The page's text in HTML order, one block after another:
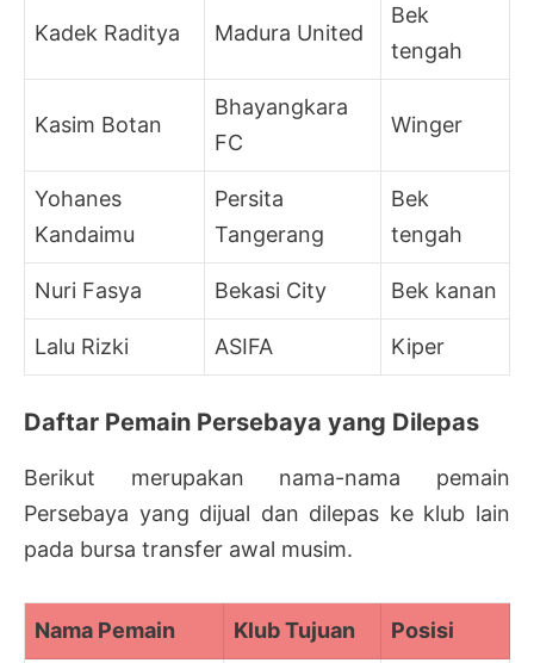
Kadek Raditya Madura United
Bek
tengah
Kasim Botan
Bhayangkara
FC
Winger
Yohanes
Kandaimu
Persita
Tangerang
Bek
tengah
Nuri Fasya Bekasi City Bek kanan
Lalu Rizki ASIFA Kiper
Daftar Pemain Persebaya yang Dilepas
Berikut merupakan nama-nama pemain
Persebaya yang dijual dan dilepas ke klub lain
pada bursa transfer awal musim.
Nama Pemain Klub Tujuan Posisi